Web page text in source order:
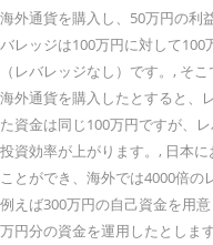
海外通貨を購入し、50万円の利
バレッジは100万円に対して
（レバレッジなし）です。, そ
海外通貨を購入したとすると、
た資金は同じ100万円ですが、
投資効率が上がります。, 日本
ことができ、海外では4000倍の
例えば300万円の自己資金を用
万円分の資金を運用したとしま